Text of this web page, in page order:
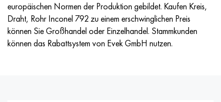
europäischen Normen der Produktion gebildet. Kaufen Kreis,
Draht, Rohr Inconel 792 zu einem erschwinglichen Preis
können Sie Großhandel oder Einzelhandel. Stammkunden
können das Rabattsystem von Evek GmbH nutzen.
Nitronic 50
Nitronic 60
80NHS
81NMA
HN77TYUR
HN78T
SP-17
Titan 40
Legierung 28 - 1.4563
Legierung 31 - 1.4562
21NKMT
37H12N8G8МFB
30HN3A, 31nicr14
34HN3MA, 36NiCrMo16, 35NiCrMo16